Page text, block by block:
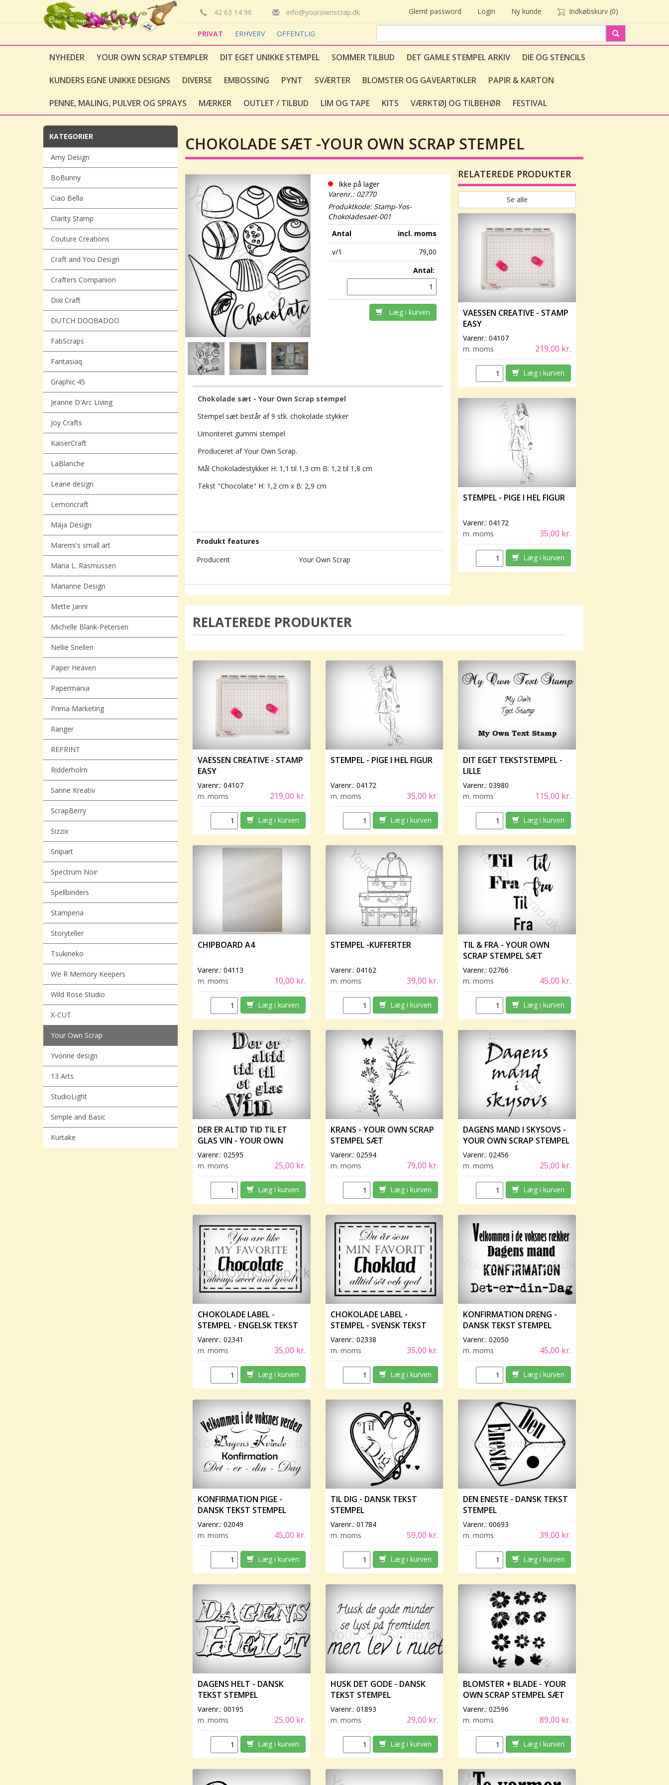
42 63 14 96 info@yourownscrap.dk Glemt password Login Ny kunde Indkøbskurv (0)
PRIVAT ERHVERV OFFENTLIG
NYHEDER YOUR OWN SCRAP STEMPLER DIT EGET UNIKKE STEMPEL SOMMER TILBUD DET GAMLE STEMPEL ARKIV DIE OG STENCILS
KUNDERS EGNE UNIKKE DESIGNS DIVERSE EMBOSSING PYNT SVÆRTER BLOMSTER OG GAVEARTIKLER PAPIR & KARTON
PENNE, MALING, PULVER OG SPRAYS MÆRKER OUTLET / TILBUD LIM OG TAPE KITS VÆRKTØJ OG TILBEHØR FESTIVAL
KATEGORIER
Amy Design
BoBunny
Ciao Bella
Clarity Stamp
Couture Creations
Craft and You Design
Crafters Companion
Dixi Craft
DUTCH DOOBADOO
FabScraps
Fantasiaq
Graphic 45
Jeanne D'Arc Living
Joy Crafts
KaiserCraft
LaBlanche
Leane design
Lemoncraft
Maja Design
Maremi's small art
Maria L. Rasmussen
Marianne Design
Mette Janni
Michelle Blank-Petersen
Nellie Snellen
Paper Heaven
Papermania
Prima Marketing
Ranger
REPRINT
Ridderholm
Sanne Kreativ
ScrapBerry
Sizzix
Snipart
Spectrum Noir
Spellbinders
Stamperia
Storyteller
Tsukineko
We R Memory Keepers
Wild Rose Studio
X-CUT
Your Own Scrap
Yvonne design
13 Arts
StudioLight
Simple and Basic
Kurtake
CHOKOLADE SÆT -YOUR OWN SCRAP STEMPEL
Ikke på lager
Varenr.: 02770
Produktkode: Stamp-Yos-
Chokoladesaet-001
Antal
incl. moms
v/1
79,00
Antal:
Læg i kurven
Chokolade sæt - Your Own Scrap stempel
Stempel sæt består af 9 stk. chokolade stykker
Umonteret gummi stempel
Produceret af Your Own Scrap.
Mål Chokoladestykker H: 1,1 til 1,3 cm B: 1,2 til 1,8 cm
Tekst "Chocolate" H: 1,2 cm x B: 2,9 cm
Produkt features
Producent
Your Own Scrap
RELATEREDE PRODUKTER
Se alle
VAESSEN CREATIVE - STAMP
EASY
Varenr.:04107
m. moms
219,00 kr.
Læg i kurven
STEMPEL - PIGE I HEL FIGUR
Varenr.:04172
m. moms
35,00 kr.
Læg i kurven
RELATEREDE PRODUKTER
VAESSEN CREATIVE - STAMP
EASY
Varenr.: 04107
m. moms
219,00 kr.
Læg i kurven
STEMPEL - PIGE I HEL FIGUR
Varenr.: 04172
m. moms
35,00 kr.
Læg i kurven
DIT EGET TEKSTSTEMPEL -
LILLE
Varenr.:03980
m. moms
115,00 kr.
Læg i kurven
CHIPBOARD A4
Varenr.: 04113
m. moms
10,00 kr.
Læg i kurven
STEMPEL -KUFFERTER
Varenr.: 04162
m. moms
39,00 kr.
Læg i kurven
TIL & FRA - YOUR OWN
SCRAP STEMPEL SÆT
Varenr.:02766
m. moms
45,00 kr.
Læg i kurven
DER ER ALTID TID TIL ET
GLAS VIN - YOUR OWN
SCRAP STEMPEL
Varenr.: 02595
m. moms
25,00 kr.
Læg i kurven
KRANS - YOUR OWN SCRAP
STEMPEL SÆT
Varenr.: 02594
m. moms
79,00 kr.
Læg i kurven
DAGENS MAND I SKYSOVS -
YOUR OWN SCRAP STEMPEL
Varenr.:02456
m. moms
25,00 kr.
Læg i kurven
CHOKOLADE LABEL -
STEMPEL - ENGELSK TEKST
Varenr.: 02341
m. moms
35,00 kr.
Læg i kurven
CHOKOLADE LABEL -
STEMPEL - SVENSK TEKST
Varenr.: 02338
m. moms
35,00 kr.
Læg i kurven
KONFIRMATION DRENG -
DANSK TEKST STEMPEL
Varenr.:02050
m. moms
45,00 kr.
Læg i kurven
KONFIRMATION PIGE -
DANSK TEKST STEMPEL
Varenr.: 02049
m. moms
45,00 kr.
Læg i kurven
TIL DIG - DANSK TEKST
STEMPEL
Varenr.: 01784
m. moms
59,00 kr.
Læg i kurven
DEN ENESTE - DANSK TEKST
STEMPEL
Varenr.:00693
m. moms
39,00 kr.
Læg i kurven
DAGENS HELT - DANSK
TEKST STEMPEL
Varenr.: 00195
m. moms
25,00 kr.
Læg i kurven
HUSK DET GODE - DANSK
TEKST STEMPEL
Varenr.: 01893
m. moms
29,00 kr.
Læg i kurven
BLOMSTER + BLADE - YOUR
OWN SCRAP STEMPEL SÆT
Varenr.:02596
m. moms
89,00 kr.
Læg i kurven